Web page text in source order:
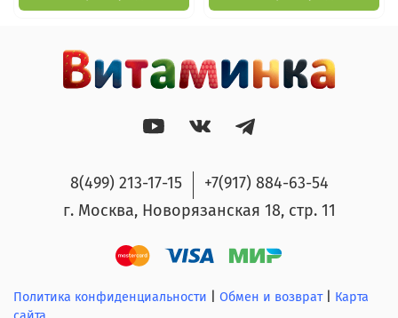
8(499) 213-17-15
+7(917) 884-63-54
г. Москва, Новорязанская 18, стр. 11
Политика конфиденциальности Обмен и возврат
Карта